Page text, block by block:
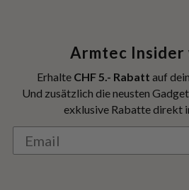
Armtec Insider
Erhalte CHF 5.- Rabatt auf
Und zusätzlich die neusten
exklusive Rabatte direkt